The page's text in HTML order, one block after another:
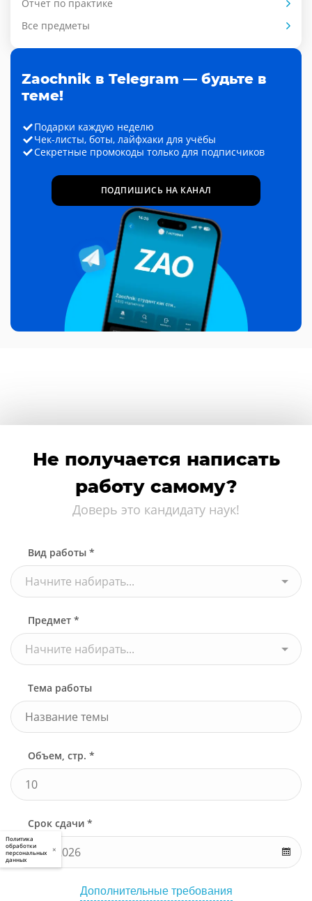
Отчет по практике
Все предметы
Zaochnik в Telegram — будьте в
теме!
Подарки каждую неделю
Чек-листы, боты, лайфхаки для учёбы
Секретные промокоды только для подписчиков
ПОДПИШИСЬ НА КАНАЛ
Не получается написать
работу самому?
Доверь это кандидату наук!
Вид работы *
Начните набирать...
Предмет *
Начните набирать...
Тема работы
Объем, стр. *
Срок сдачи *
Дополнительные требования
Политика
обработки
персональных
данных
×